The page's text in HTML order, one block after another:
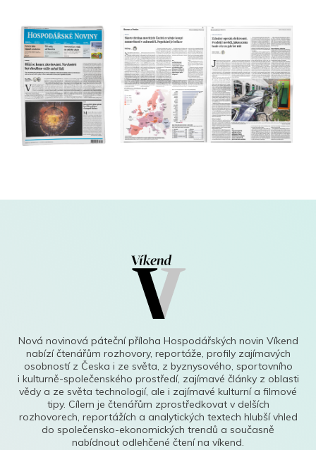
Nová novinová páteční příloha Hospodářských novin Víkend
nabízí čtenářům rozhovory, reportáže, profily zajímavých
osobností z Česka i ze světa, z byznysového, sportovního
i kulturně-společenského prostředí, zajímavé články z oblasti
vědy a ze světa technologií, ale i zajímavé kulturní a filmové
tipy. Cílem je čtenářům zprostředkovat v delších
rozhovorech, reportážích a analytických textech hlubší vhled
do společensko-ekonomických trendů a současně
nabídnout odlehčené čtení na víkend.